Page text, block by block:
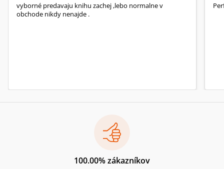
vyborné predavaju knihu zachej ,lebo normalne v
obchode nikdy nenajde .
100.00% zákazníkov